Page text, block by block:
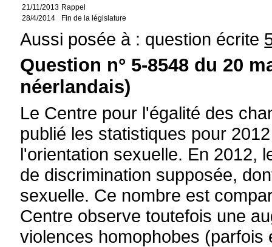
21/11/2013 Rappel
28/4/2014
Fin de la législature
Aussi posée à : question écrite
Question n° 5-8548 du 20
néerlandais)
Le Centre pour l'égalité des
publié les statistiques pour
l'orientation sexuelle. En 2012,
de discrimination supposée,
sexuelle. Ce nombre est
Centre observe toutefois une
violences homophobes (parfois